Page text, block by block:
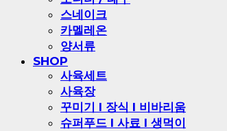
스네이크
카멜레온
양서류
SHOP
사육세트
사육장
꾸미기 l 장식 l 비바리움
슈퍼푸드 l 사료 l 생먹이